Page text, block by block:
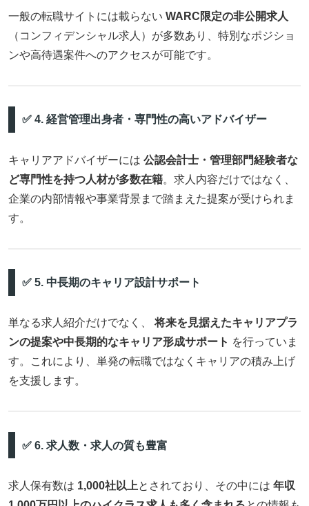
一般の転職サイトには載らない WARC限定の非公開求人
（コンフィデンシャル求人）が多数あり、特別なポジショ
ンや高待遇案件へのアクセスが可能です。
✅ 4. 経営管理出身者・専門性の高いアドバイザー
キャリアアドバイザーには 公認会計士・管理部門経験者な
ど専門性を持つ人材が多数在籍。求人内容だけではなく、
企業の内部情報や事業背景まで踏まえた提案が受けられま
す。
✅ 5. 中長期のキャリア設計サポート
単なる求人紹介だけでなく、将来を見据えたキャリアプラ
ンの提案や中長期的なキャリア形成サポート を行っていま
す。これにより、単発の転職ではなくキャリアの積み上げ
を支援します。
✅ 6. 求人数・求人の質も豊富
求人保有数は 1,000社以上とされており、その中には 年収